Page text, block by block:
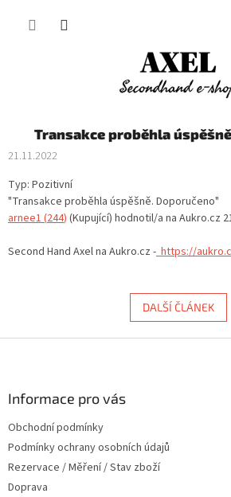
Transakce proběhla
21.11.2022
Typ: Pozitivní
"Transakce proběhla úspěšně. Doporučeno"
arnee1(244) (Kupující) hodnotil/a na Aukro.cz
Second Hand Axel na Aukro.cz -https://
DALŠÍ ČLÁNEK
Informace pro vás
Obchodní podmínky
Podmínky ochrany osobních údajů
Rezervace / Měření / Stav zboží
Doprava